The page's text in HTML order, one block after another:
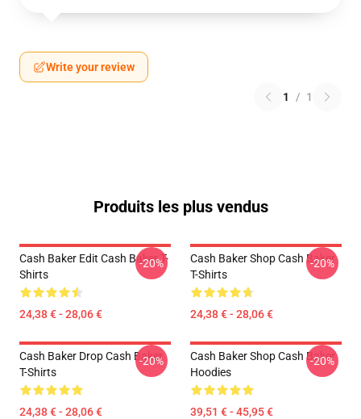
Write your review
1 / 1
Produits les plus vendus
Cash Baker Edit Cash Baker T-
Shirts
24,38 € - 28,06 €
-20%
Cash Baker Shop Cash Baker
T-Shirts
24,38 € - 28,06 €
-20%
Cash Baker Drop Cash Baker
T-Shirts
24,38 € - 28,06 €
-20%
Cash Baker Shop Cash Baker
Hoodies
39,51 € - 45,95 €
-20%